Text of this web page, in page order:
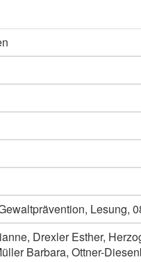
Lesung,
Drexler Esther,
Barbara, Ottner-